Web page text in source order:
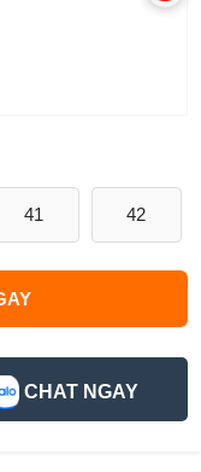
41 42
CHAT NGAY